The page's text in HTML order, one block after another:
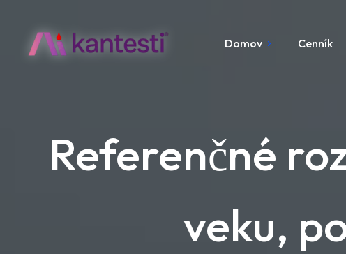
Domov Cenník
Referenčné
veku,